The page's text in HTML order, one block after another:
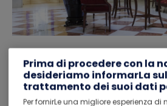
Hotel Cervantes
8,5
Ottimo
10645
Seville - A 0,8 km dal centro
Prima di procedere con la
desideriamo informarLa sul
trattamento dei suoi dati
Per fornirLe una migliore esperienza di